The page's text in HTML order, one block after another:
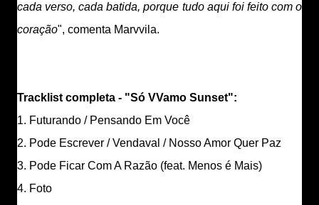
cada verso, cada batida, porque tudo aqui foi feito com o
coração", comenta Marvvila.
Tracklist completa - "Só VVamo Sunset":
1. Futurando / Pensando Em Você
2. Pode Escrever / Vendaval / Nosso Amor Quer Paz
3. Pode Ficar Com A Razão (feat. Menos é Mais)
4. Foto